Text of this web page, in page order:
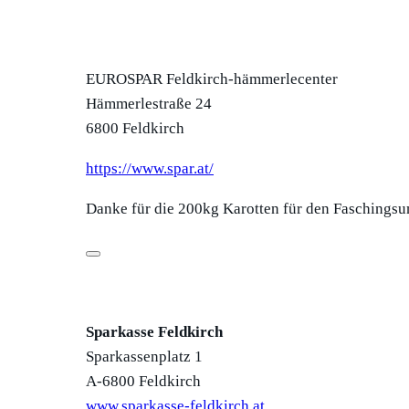
EUROSPAR Feldkirch-hämmerlecenter
Hämmerlestraße 24
6800 Feldkirch
https://www.spar.at/
Danke für die 200kg Karotten für den
Sparkasse Feldkirch
Sparkassenplatz 1
A-6800 Feldkirch